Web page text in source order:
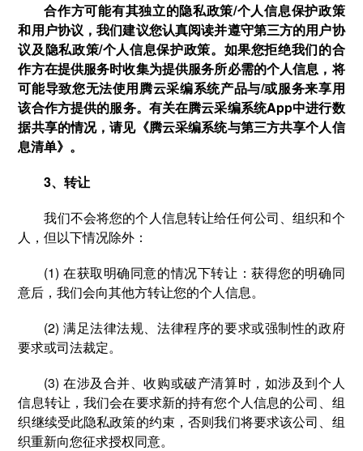
合作方可能有其独立的隐私政策/个人信息保护政策
和用户协议，我们建议您认真阅读并遵守第三方的用户协
议及隐私政策/个人信息保护政策。如果您拒绝我们的合
作方在提供服务时收集为提供服务所必需的个人信息，将
可能导致您无法使用腾云采编系统产品与/或服务来享用
该合作方提供的服务。有关在腾云采编系统App中进行数
据共享的情况，请见《腾云采编系统与第三方共享个人信
息清单》。
3、转让
我们不会将您的个人信息转让给任何公司、组织和个
人，但以下情况除外：
(1) 在获取明确同意的情况下转让：获得您的明确同
意后，我们会向其他方转让您的个人信息。
(2) 满足法律法规、法律程序的要求或强制性的政府
要求或司法裁定。
(3) 在涉及合并、收购或破产清算时，如涉及到个人
信息转让，我们会在要求新的持有您个人信息的公司、组
织继续受此隐私政策的约束，否则我们将要求该公司、组
织重新向您征求授权同意。